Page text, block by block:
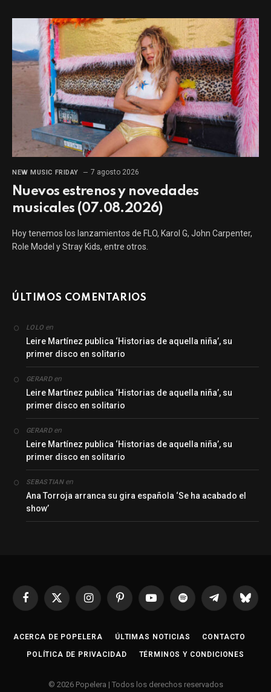
NEW MUSIC FRIDAY 7 agosto 2026
Nuevos estrenos y novedades
musicales (07.08.2026)
Hoy tenemos los lanzamientos de FLO, Karol G, John Carpenter,
Role Model y Stray Kids, entre otros.
ÚLTIMOS COMENTARIOS
LOLO en
Leire Martínez publica ‘Historias de aquella niña’, su
primer disco en solitario
GERARDen
Leire Martínez publica ‘Historias de aquella niña’, su
primer disco en solitario
GERARDen
Leire Martínez publica ‘Historias de aquella niña’, su
primer disco en solitario
SEBASTIANen
Ana Torroja arranca su gira española ‘Se ha acabado el
show’
Facebook
X
InstagramPinterestYouTubeSpotify Telegrama
ACERCA DE POPELERA ÚLTIMAS NOTICIAS CONTACTO
POLÍTICA DE PRIVACIDAD TÉRMINOS Y CONDICIONES
© 2026 Popelera | Todos los derechos reservados